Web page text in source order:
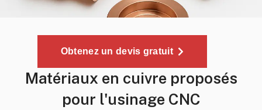
Obtenez un devis gratuit
Matériaux en cuivre proposés
pour l'usinage CNC